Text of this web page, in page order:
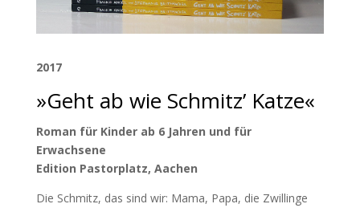
2017
»Geht ab wie Schmitz’ Katze«
Roman für Kinder ab 6 Jahren und für
Erwachsene
Edition Pastorplatz, Aachen
Die Schmitz, das sind wir: Mama, Papa, die Zwillinge